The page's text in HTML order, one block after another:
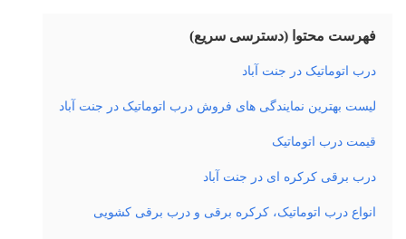
فهرست محتوا (دسترسی سریع)
درب اتوماتیک در جنت آباد
لیست بهترین نمایندگی های فروش درب اتوماتیک در جنت آباد
قیمت درب اتوماتیک
درب برقی کرکره ای در جنت آباد
انواع درب اتوماتیک، کرکره برقی و درب برقی کشویی